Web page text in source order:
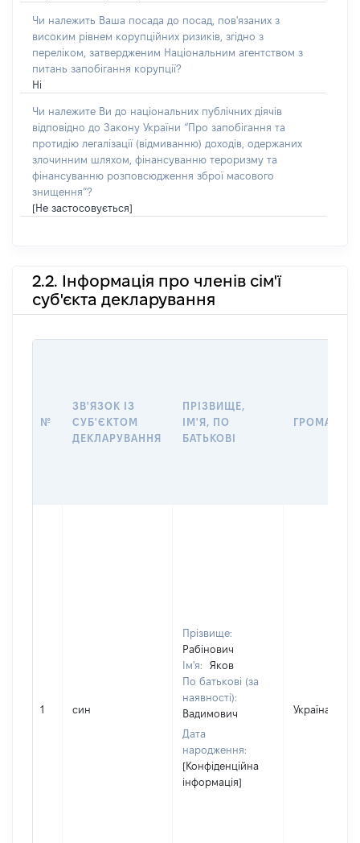
Чи належить Ваша посада до посад, пов'язаних з
високим рівнем корупційних ризиків, згідно з
переліком, затвердженим Національним агентством з
питань запобігання корупції?
Ні
Чи належите Ви до національних публічних діячів
відповідно до Закону України “Про запобігання та
протидію легалізації (відмиванню) доходів, одержаних
злочинним шляхом, фінансуванню тероризму та
фінансуванню розповсюдження зброї масового
знищення”?
[Не застосовується]
2.2. Інформація про членів сім'ї
суб'єкта декларування
№
ЗВ'ЯЗОК ІЗ
СУБ'ЄКТОМ
ДЕКЛАРУВАННЯ
ПРІЗВИЩЕ,
ІМ'Я, ПО
БАТЬКОВІ
1 син
Прізвище:
Рабінович
Ім'я:
Яков
По батькові (за
наявності):
Вадимович
Дата
народження:
[Конфіденційна
інформація]
Україна